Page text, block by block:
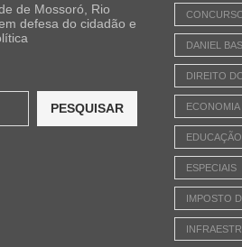
de Mossoró, Rio
defesa do cidadão e
PESQUISAR
DANIEL
DIREITO
ECONOMIA
ESPECIAIS
IMPOSTO